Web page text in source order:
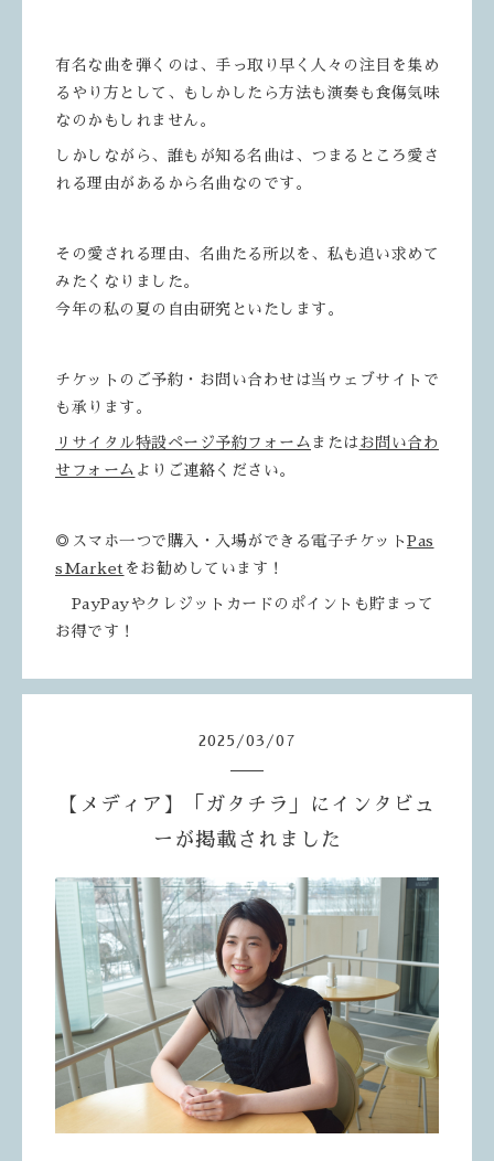
有名な曲を弾くのは、手っ取り早く人々の注目を集め
るやり方として、もしかしたら方法も演奏も食傷気味
なのかもしれません。
しかしながら、誰もが知る名曲は、つまるところ愛さ
れる理由があるから名曲なのです。
その愛される理由、名曲たる所以を、私も追い求めて
みたくなりました。
今年の私の夏の自由研究といたします。
チケットのご予約・お問い合わせは当ウェブサイトで
も承ります。
リサイタル特設ページ予約フォーム または お問い合わ
せフォーム よりご連絡ください。
◎スマホ一つで購入・入場ができる電子チケット Pas
sMarket をお勧めしています！
PayPayやクレジットカードのポイントも貯まって
お得です！
2025 /03 /07
【メディア】「ガタチラ」にインタビュ
ーが掲載されました